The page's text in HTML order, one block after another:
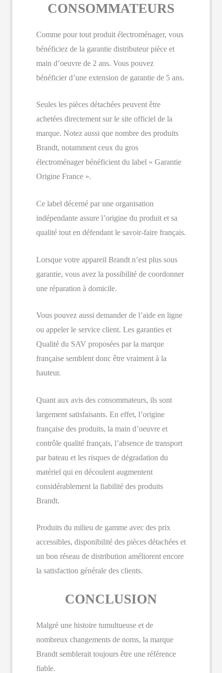
CONSOMMATEURS
Comme pour tout produit électroménager, vous
bénéficiez de la garantie distributeur pièce et
main d’oeuvre de 2 ans. Vous pouvez
bénéficier d’une extension de garantie de 5 ans.
Seules les pièces détachées peuvent être
achetées directement sur le site officiel de la
marque. Notez aussi que nombre des produits
Brandt, notamment ceux du gros
électroménager bénéficient du label « Garantie
Origine France ».
Ce label décerné par une organisation
indépendante assure l’origine du produit et sa
qualité tout en défendant le savoir-faire français.
Lorsque votre appareil Brandt n’est plus sous
garantie, vous avez la possibilité de coordonner
une réparation à domicile.
Vous pouvez aussi demander de l’aide en ligne
ou appeler le service client. Les garanties et
Qualité du SAV proposées par la marque
française semblent donc être vraiment à la
hauteur.
Quant aux avis des consommateurs, ils sont
largement satisfaisants. En effet, l’origine
française des produits, la main d’oeuvre et
contrôle qualité français, l’absence de transport
par bateau et les risques de dégradation du
matériel qui en découlent augmentent
considérablement la fiabilité des produits
Brandt.
Produits du milieu de gamme avec des prix
accessibles, disponibilité des pièces détachées et
un bon réseau de distribution améliorent encore
la satisfaction générale des clients.
CONCLUSION
Malgré une histoire tumultueuse et de
nombreux changements de noms, la marque
Brandt semblerait toujours être une référence
fiable.